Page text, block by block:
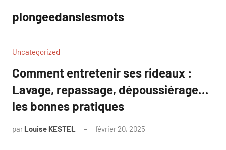
contenu
plongeedanslesmots
Uncategorized
Comment entretenir ses rideaux :
Lavage, repassage, dépoussiérage…
les bonnes pratiques
par Louise KESTEL février 20, 2025